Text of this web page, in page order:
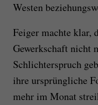
Westen
Feiger machte klar,
Gewerkschaft nicht
Schlichterspruch
ihre ursprüngliche
mehr im Monat